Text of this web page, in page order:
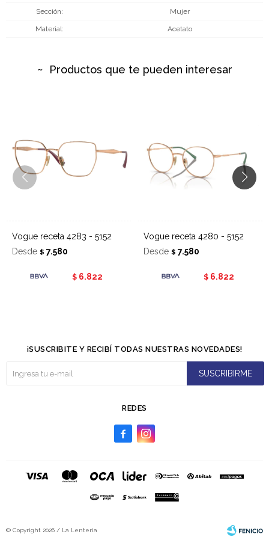
Sección Mujer
Material Acetato
Productos que te pueden interesar
Vogue receta 4283 - 5152
Desde $ 7.580
$ 6.822
Vogue receta 4280 - 5152
Desde $ 7.580
$ 6.822
REDES
 
¡SUSCRIBITE Y RECIBÍ TODAS NUESTRAS NOVEDADES!
SUSCRIBIRME
© Copyright 2026 / La Lenteria